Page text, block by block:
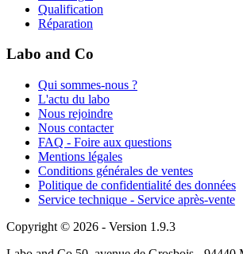
Qualification
Réparation
Labo and Co
Qui sommes-nous ?
L'actu du labo
Nous rejoindre
Nous contacter
FAQ - Foire aux questions
Mentions légales
Conditions générales de ventes
Politique de confidentialité des données
Service technique - Service après-vente
Copyright © 2026 - Version 1.9.3